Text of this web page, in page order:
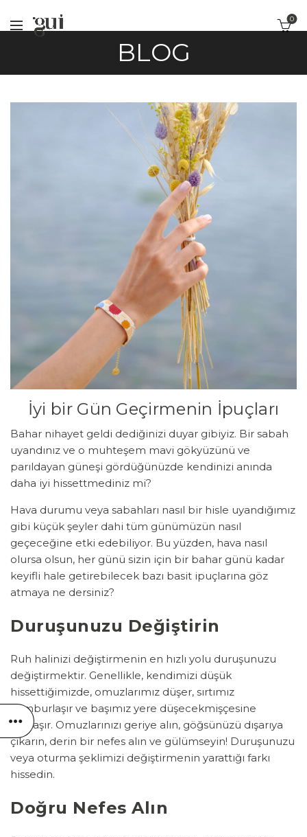
0
BLOG
İyi bir Gün Geçirmenin İpuçları
Bahar nihayet geldi dediğinizi duyar gibiyiz. Bir sabah
uyandınız ve o muhteşem mavi gökyüzünü ve
parıldayan güneşi gördüğünüzde kendinizi anında
daha iyi hissettmediniz mi?
Hava durumu veya sabahları nasıl bir hisle uyandığımız
gibi küçük şeyler dahi tüm günümüzün nasıl
geçeceğine etki edebiliyor. Bu yüzden, hava nasıl
olursa olsun, her günü sizin için bir bahar günü kadar
keyifli hale getirebilecek bazı basit ipuçlarına göz
atmaya ne dersiniz?
Duruşunuzu Değiştirin
Ruh halinizi değiştirmenin en hızlı yolu duruşunuzu
değiştirmektir. Genellikle, kendimizi düşük
hissettiğimizde, omuzlarımız düşer, sırtımız
kamburlaşır ve başımız yere düşecekmişçesine
ağırlaşır. Omuzlarınızı geriye alın, göğsünüzü dışarıya
çıkarın, derin bir nefes alın ve gülümseyin! Duruşunuzu
veya oturma şeklimizi değiştirmenin yarattığı farkı
hissedin.
Doğru Nefes Alın